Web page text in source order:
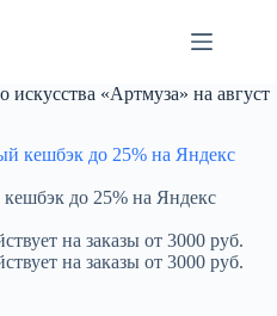
«Артмуза» на август
до 25% на Яндекс
на заказы от 3000 руб.
на заказы от 3000 руб.